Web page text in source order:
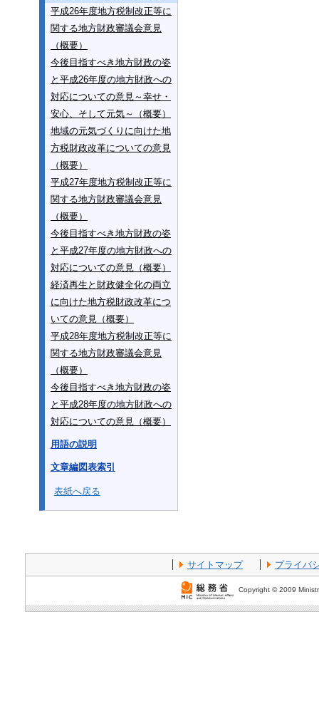
平成26年度地方税制改正等に
関する地方財政審議会意見
（概要）
今後目指すべき地方財政の姿
と平成26年度の地方財政への
対応についての意見～幸せ・
安心、そして元気～（概要）
地域の元気づくりに向けた地
方税財政改革についての意見
（概要）
平成27年度地方税制改正等に
関する地方財政審議会意見
（概要）
今後目指すべき地方財政の姿
と平成27年度の地方財政への
対応についての意見（概要）
経済再生と財政健全化の両立
に向けた地方税財政改革につ
いての意見（概要）
平成28年度地方税制改正等に
関する地方財政審議会意見
（概要）
今後目指すべき地方財政の姿
と平成28年度の地方財政への
対応についての意見（概要）
用語の説明
文章編図表索引
表紙へ戻る
サイトマップ プライバ
Copyright © 2009